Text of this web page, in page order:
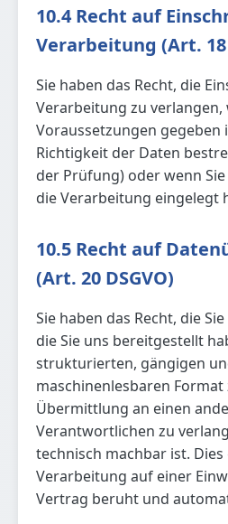
10.4 Recht auf
Verarbeitung (Art. 18
Sie haben das Recht, die
Verarbeitung zu verlangen,
Voraussetzungen gegeben
Richtigkeit der Daten
der Prüfung) oder wenn
die Verarbeitung eingelegt
10.5 Recht auf
(Art. 20 DSGVO)
Sie haben das Recht, die
die Sie uns bereitgestellt
strukturierten, gängigen
maschinenlesbaren
Übermittlung an einen
Verantwortlichen zu
technisch machbar ist.
Verarbeitung auf einer
Vertrag beruht und